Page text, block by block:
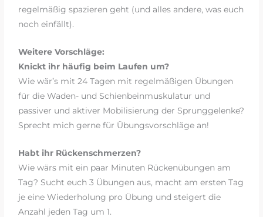
regelmäßig spazieren geht (und alles andere, was euch
noch einfällt).
Weitere Vorschläge:
Knickt ihr häufig beim Laufen um?
Wie wär’s mit 24 Tagen mit regelmäßigen Übungen
für die Waden- und Schienbeinmuskulatur und
passiver und aktiver Mobilisierung der Sprunggelenke?
Sprecht mich gerne für Übungsvorschläge an!
Habt ihr Rückenschmerzen?
Wie wärs mit ein paar Minuten Rückenübungen am
Tag? Sucht euch 3 Übungen aus, macht am ersten Tag
je eine Wiederholung pro Übung und steigert die
Anzahl jeden Tag um 1.